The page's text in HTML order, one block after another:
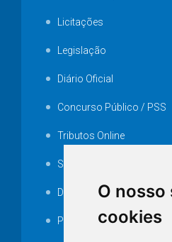
O nosso
cookies
Licitações
Legislação
Diário Oficial
Concurso Público / PSS
Tributos Online
Serviços ISS-E
Decretos
Portarias